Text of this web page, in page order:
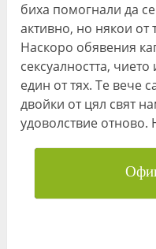
биха помогнали да
активно, но някои от
Наскоро обявения
сексуалността,
един от тях. Те вече
двойки от цял ​​свят
удоволствие отново.